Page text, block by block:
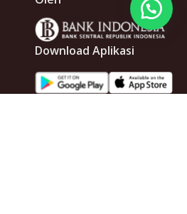
Download Aplikasi